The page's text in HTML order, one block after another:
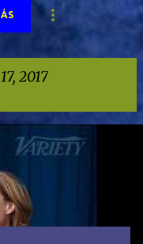
2017